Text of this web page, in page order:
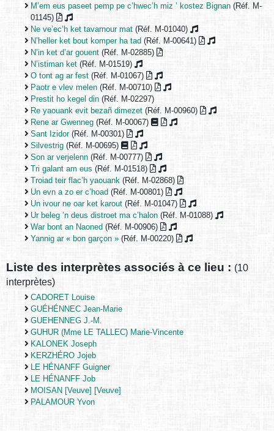
M’em eus paseet pemp pe c’hwec’h miz ’ kostez Bignan (Réf. M-
01145)
Ne ve’ec’h ket tavarnour mat (Réf. M-01040)
N’heller ket bout komper ha tad (Réf. M-00641)
N’in ket d’ar gouent (Réf. M-02885)
N’istiman ket (Réf. M-01519)
O tont ag ar fest (Réf. M-01067)
Paotr e vlev melen (Réf. M-00710)
Prestit ho kegel din (Réf. M-02297)
Re yaouank evit bezañ dimezet (Réf. M-00960)
Rene ar Gwenneg (Réf. M-00067)
Sant Izidor(Réf. M-00301)
Silvestrig (Réf. M-00695)
Son ar verjelenn (Réf. M-00777)
Tri galant am eus (Réf. M-01518)
Troiad teir flac’h yaouank (Réf. M-02868)
Un evn a zo er c’hoad (Réf. M-00801)
Un ivour ne oar ket karout (Réf. M-01047)
Ur beleg ’n deus distroet ma c’halon (Réf. M-01088)
War bont an Naoned (Réf. M-00906)
Yannig ar « bon garçon » (Réf. M-00220)
Liste des interprètes associés à ce lieu : (10
interprètes)
CADORET Louise
GUÉHÉNNEC Jean-Marie
GUEHENNEG J.-M.
GUHUR (Mme LE TALLEC) Marie-Vincente
KALONEK Joseph
KERZHÉRO Jojeb
LE HÉNANFF Guigner
LE HÉNANFF Job
MOISAN [Veuve] [Veuve]
PALAMOUR Yvon